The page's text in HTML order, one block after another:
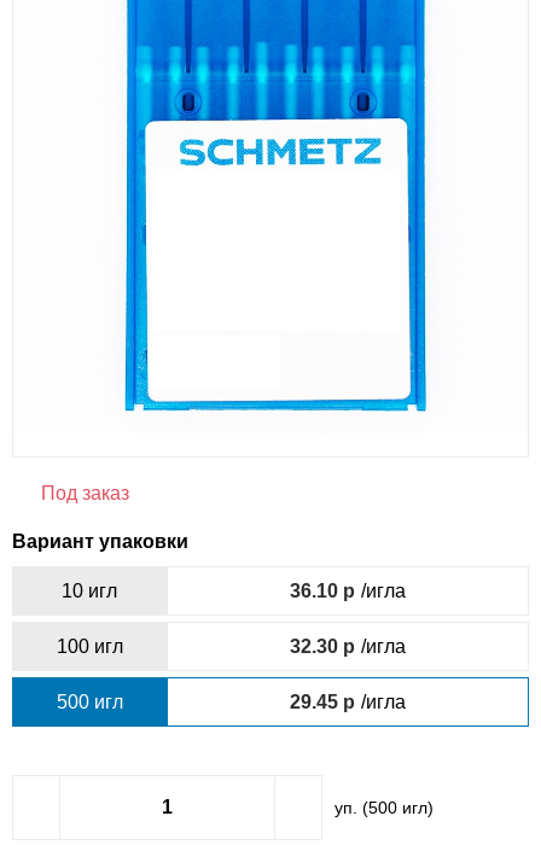
Под заказ
Вариант упаковки
10 игл 36.10 /игла
100 игл 32.30 /игла
500 игл 29.45 /игла
уп. (500игл)